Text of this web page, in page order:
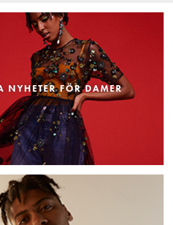
NYHETER FÖR DAMER